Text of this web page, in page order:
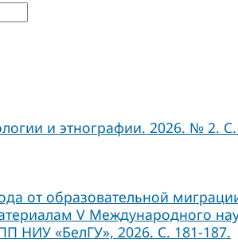
и этнографии. 2026. № 2.
от образовательной
V Международного
НИУ «БелГУ», 2026. С. 181-187.